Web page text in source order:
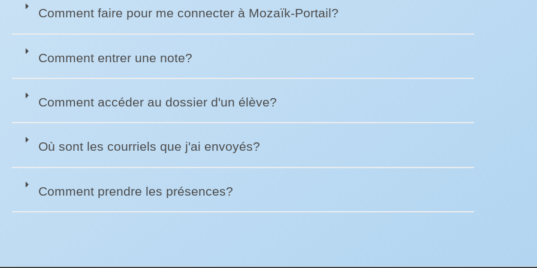
Comment faire pour me connecter à Mozaïk-Portail?
Comment entrer une note?
Comment accéder au dossier d'un élève?
Où sont les courriels que j'ai envoyés?
Comment prendre les présences?